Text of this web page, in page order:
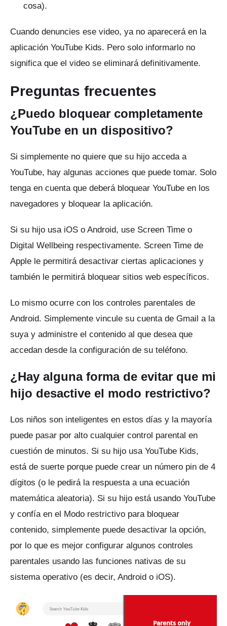
cosa).
Cuando denuncies ese video, ya no aparecerá en la
aplicación YouTube Kids. Pero solo informarlo no
significa que el video se eliminará definitivamente.
Preguntas frecuentes
¿Puedo bloquear completamente
YouTube en un dispositivo?
Si simplemente no quiere que su hijo acceda a
YouTube, hay algunas acciones que puede tomar. Solo
tenga en cuenta que deberá bloquear YouTube en los
navegadores y bloquear la aplicación.
Si su hijo usa iOS o Android, use Screen Time o
Digital Wellbeing respectivamente. Screen Time de
Apple le permitirá desactivar ciertas aplicaciones y
también le permitirá bloquear sitios web específicos.
Lo mismo ocurre con los controles parentales de
Android. Simplemente vincule su cuenta de Gmail a la
suya y administre el contenido al que desea que
accedan desde la configuración de su teléfono.
¿Hay alguna forma de evitar que mi
hijo desactive el modo restrictivo?
Los niños son inteligentes en estos días y la mayoría
puede pasar por alto cualquier control parental en
cuestión de minutos. Si su hijo usa YouTube Kids,
está de suerte porque puede crear un número pin de 4
dígitos (o le pedirá la respuesta a una ecuación
matemática aleatoria). Si su hijo está usando YouTube
y confía en el Modo restrictivo para bloquear
contenido, simplemente puede desactivar la opción,
por lo que es mejor configurar algunos controles
parentales usando las funciones nativas de su
sistema operativo (es decir, Android o iOS).